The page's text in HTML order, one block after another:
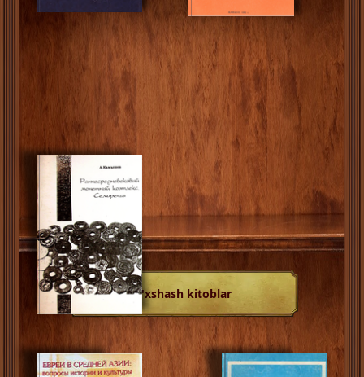
O'xshash kitoblar